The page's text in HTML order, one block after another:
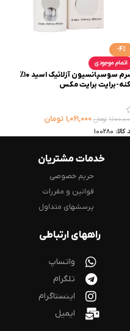
-4%
اتمام موجودی
سرم سوسپانسیون آزلائیک اسید ۱۰%
برایت برایت مکس
تومان ۱,۰۶۱,۰۰۰ تومان
کالا: 100280
خدمات مشتریان
حریم خصوصی
قوانین و مقررات
پرسشهای متداول
راههای ارتباطی
واتساپ
تلگرام
اینستاگرام
ایمیل